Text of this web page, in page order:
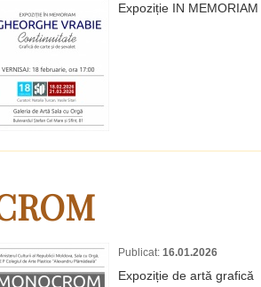
Expoziție IN
Publicat: 16.01.2026
Expoziție de artă grafică